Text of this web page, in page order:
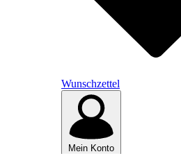
Wunschzettel
Mein Konto